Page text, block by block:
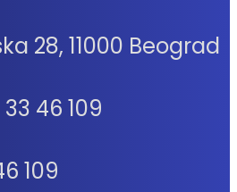
28, 11000 Beograd
33 46 109
109